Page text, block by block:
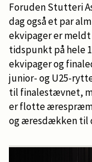
Foruden Stutteri
dag også et par
ekvipager er
tidspunkt på hele
ekvipager og
junior- og U25-
til finalestævnet,
er flotte
og æresdækken til